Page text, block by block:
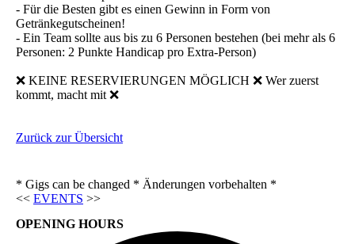
- Für die Besten gibt es einen Gewinn in Form von
Getränkegutscheinen!
- Ein Team sollte aus bis zu 6 Personen bestehen (bei mehr als 6
Personen: 2 Punkte Handicap pro Extra-Person)
❌ KEINE RESERVIERUNGEN MÖGLICH ❌ Wer zuerst
kommt, macht mit ❌
Zurück zur Übersicht
* Gigs can be changed * Änderungen vorbehalten *
<< EVENTS >>
OPENING HOURS